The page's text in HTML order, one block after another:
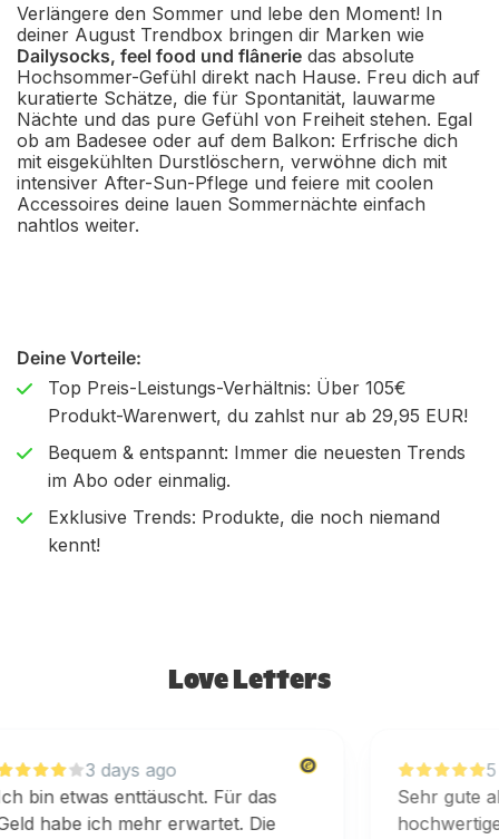
Verlängere den Sommer und lebe den Moment! In
deiner August Trendbox bringen dir Marken wie
Dailysocks, feel food und flânerie das absolute
Hochsommer-Gefühl direkt nach Hause. Freu dich auf
kuratierte Schätze, die für Spontanität, lauwarme
Nächte und das pure Gefühl von Freiheit stehen. Egal
ob am Badesee oder auf dem Balkon: Erfrische dich
mit eisgekühlten Durstlöschern, verwöhne dich mit
intensiver After-Sun-Pflege und feiere mit coolen
Accessoires deine lauen Sommernächte einfach
nahtlos weiter.
Deine Vorteile:
Top Preis-Leistungs-Verhältnis: Über 105€
Produkt-Warenwert, du zahlst nur ab 29,95 EUR!
Bequem & entspannt: Immer die neuesten Trends
im Abo oder einmalig.
Exklusive Trends: Produkte, die noch niemand
kennt!
Love Letters
Sehr gute abwechslungsreiche
hochwertige Produkte